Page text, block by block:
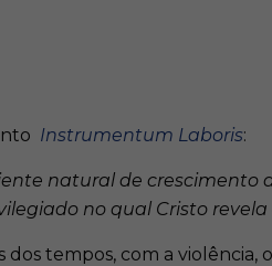
Instrumentum Laboris:
natural de crescimento
no qual Cristo
tempos, com a